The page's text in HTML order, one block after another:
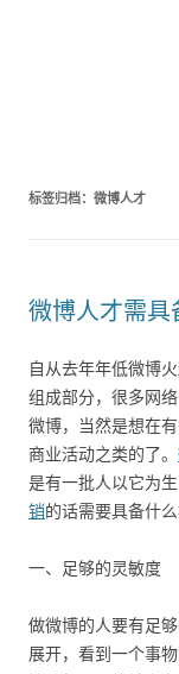
标签归档： 微博人才
微博人才需具
自从去年年低微博
组成部分，很多网
微博，当然是想在
商业活动之类的了。
是有一批人以它为
销的话需要具备什
一、足够的灵敏度
做微博的人要有足
展开，看到一个事